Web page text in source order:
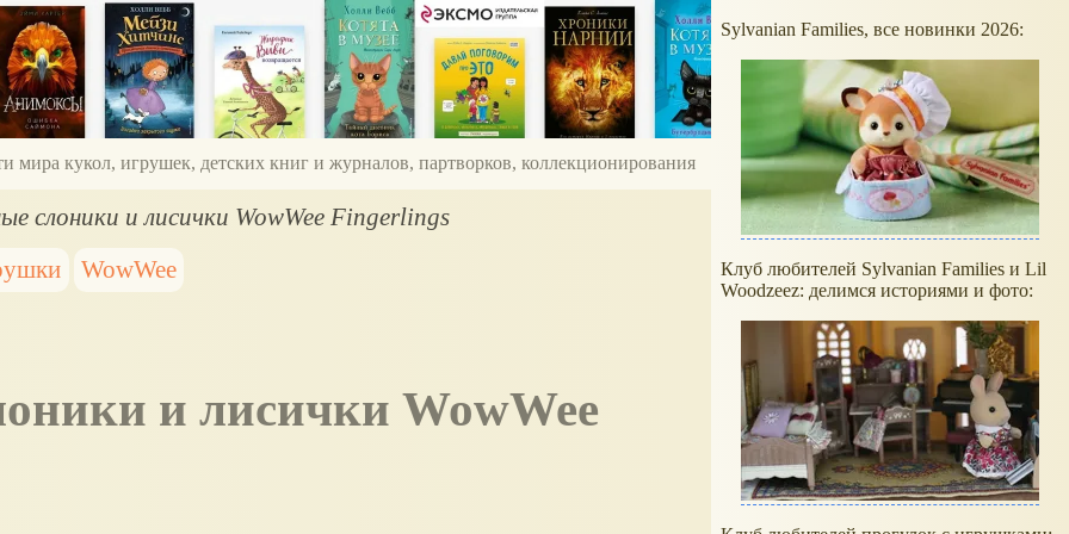
мира кукол, игрушек, детских книг и журналов, партворков, коллекционирования
слоники и лисички WowWee Fingerlings
WowWee
Sylvanian Families, все новинки 2026:
Клуб любителей Sylvanian Families и Lil
Woodzeez: делимся историями и фото: